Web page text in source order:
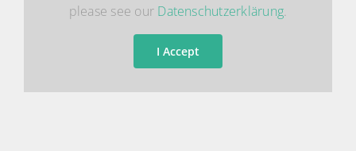
please see our Datenschutzerklärung.
I Accept